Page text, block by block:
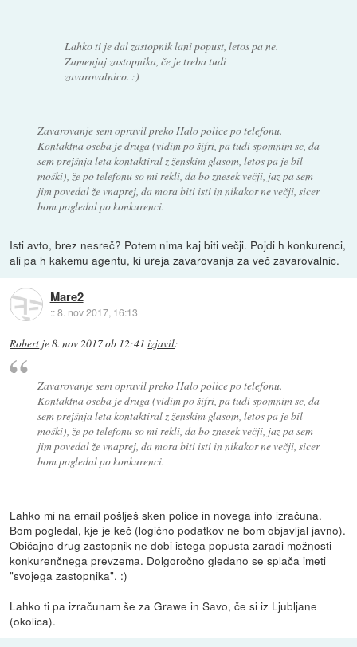
Lahko ti je dal zastopnik lani popust, letos pa ne.
Zamenjaj zastopnika, če je treba tudi
zavarovalnico. :)
Zavarovanje sem opravil preko Halo police po telefonu.
Kontaktna oseba je druga (vidim po šifri, pa tudi spomnim se, da
sem prejšnja leta kontaktiral z ženskim glasom, letos pa je bil
moški), že po telefonu so mi rekli, da bo znesek večji, jaz pa sem
jim povedal že vnaprej, da mora biti isti in nikakor ne večji, sicer
bom pogledal po konkurenci.
Isti avto, brez nesreč? Potem nima kaj biti večji. Pojdi h konkurenci,
ali pa h kakemu agentu, ki ureja zavarovanja za več zavarovalnic.
Mare2
::8. nov 2017, 16:13
Robert je8. nov 2017 ob 12:41 izjavil:
Zavarovanje sem opravil preko Halo police po telefonu.
Kontaktna oseba je druga (vidim po šifri, pa tudi spomnim se, da
sem prejšnja leta kontaktiral z ženskim glasom, letos pa je bil
moški), že po telefonu so mi rekli, da bo znesek večji, jaz pa sem
jim povedal že vnaprej, da mora biti isti in nikakor ne večji, sicer
bom pogledal po konkurenci.
Lahko mi na email pošlješ sken police in novega info izračuna.
Bom pogledal, kje je keč (logično podatkov ne bom objavljal javno).
Običajno drug zastopnik ne dobi istega popusta zaradi možnosti
konkurenčnega prevzema. Dolgoročno gledano se splača imeti
"svojega zastopnika". :)
Lahko ti pa izračunam še za Grawe in Savo, če si iz Ljubljane
(okolica).